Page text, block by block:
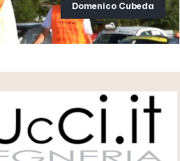
Domenico Cubeda